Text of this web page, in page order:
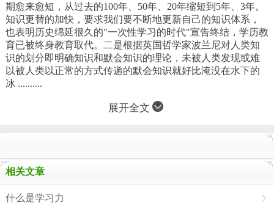
期愈来愈短，从过去的100年、50年、20年缩短到5年、3年。
知识更替的加快，要求我们要不断地更新自己的知识体系，
也表明历史绵延很久的"一次性学习的时代"宣告终结，学历教
育已被终身教育取代。二是根据英国哲学家波兰尼对人类知
识的划分即明确知识和默会知识的理论，未被人类发现或难
以被人类以正常的方式传递的默会知识就好比淹没在水下的
冰 ..........
展开全文
相关文章
什么是学习力